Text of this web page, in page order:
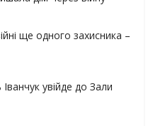
ще одного захисника –
увійде до Зали